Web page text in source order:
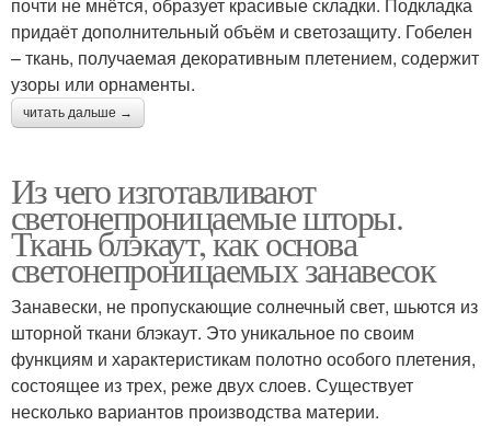
почти не мнётся, образует красивые складки. Подкладка
придаёт дополнительный объём и светозащиту. Гобелен
– ткань, получаемая декоративным плетением, содержит
узоры или орнаменты.
читать дальше →
Из чего изготавливают
светонепроницаемые шторы.
Ткань блэкаут, как основа
светонепроницаемых занавесок
Занавески, не пропускающие солнечный свет, шьются из
шторной ткани блэкаут. Это уникальное по своим
функциям и характеристикам полотно особого плетения,
состоящее из трех, реже двух слоев. Существует
несколько вариантов производства материи.